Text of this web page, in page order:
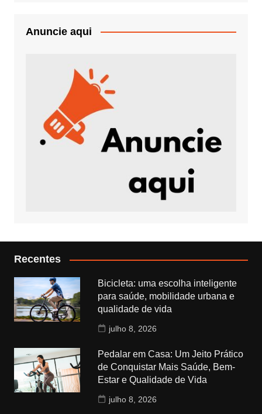
Anuncie aqui
Recentes
Bicicleta: uma escolha inteligente
para saúde, mobilidade urbana e
qualidade de vida
julho 8, 2026
Pedalar em Casa: Um Jeito Prático
de Conquistar Mais Saúde, Bem-
Estar e Qualidade de Vida
julho 8, 2026